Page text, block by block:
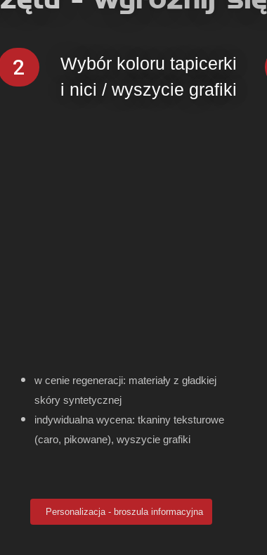
2
Wybór koloru tapicerki
i nici / wyszycie grafiki
w cenie regeneracji: materiały z gładkiej
skóry syntetycznej
indywidualna wycena: tkaniny teksturowe
(caro, pikowane), wyszycie grafiki
Personalizacja - broszula informacyjna